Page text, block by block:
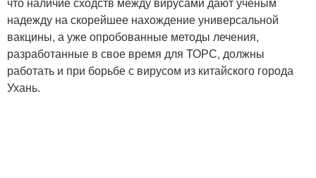
надежду на скорейшее нахождение универсальной
вакцины, а уже опробованные методы лечения,
разработанные в свое время для ТОРС, должны
работать и при борьбе с вирусом из китайского города
Ухань.